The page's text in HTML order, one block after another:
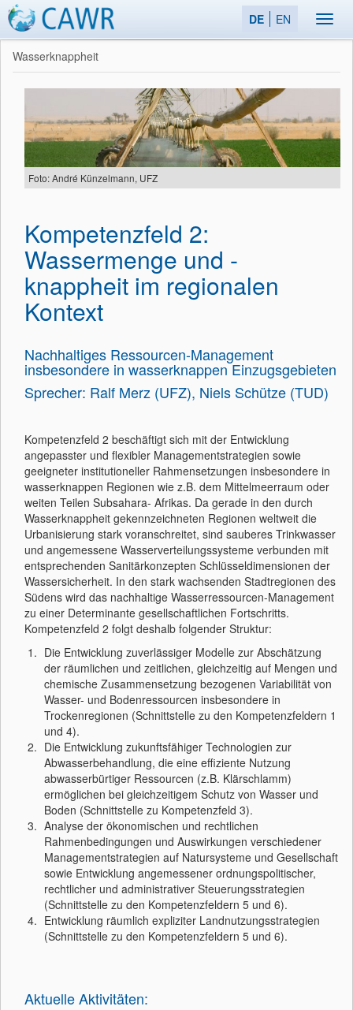
DE EN
Wasserknappheit
Foto: André Künzelmann, UFZ
Kompetenzfeld 2:
Wassermenge und -
knappheit im regionalen
Kontext
Nachhaltiges Ressourcen-Management
insbesondere in wasserknappen Einzugsgebieten
Sprecher: Ralf Merz (UFZ), Niels Schütze (TUD)
Kompetenzfeld 2 beschäftigt sich mit der Entwicklung
angepasster und flexibler Managementstrategien sowie
geeigneter institutioneller Rahmensetzungen insbesondere in
wasserknappen Regionen wie z.B. dem Mittelmeerraum oder
weiten Teilen Subsahara- Afrikas. Da gerade in den durch
Wasserknappheit gekennzeichneten Regionen weltweit die
Urbanisierung stark voranschreitet, sind sauberes Trinkwasser
und angemessene Wasserverteilungssysteme verbunden mit
entsprechenden Sanitärkonzepten Schlüsseldimensionen der
Wassersicherheit. In den stark wachsenden Stadtregionen des
Südens wird das nachhaltige Wasserressourcen-Management
zu einer Determinante gesellschaftlichen Fortschritts.
Kompetenzfeld 2 folgt deshalb folgender Struktur:
Die Entwicklung zuverlässiger Modelle zur Abschätzung
der räumlichen und zeitlichen, gleichzeitig auf Mengen und
chemische Zusammensetzung bezogenen Variabilität von
Wasser- und Bodenressourcen insbesondere in
Trockenregionen (Schnittstelle zu den Kompetenzfeldern 1
und 4).
Die Entwicklung zukunftsfähiger Technologien zur
Abwasserbehandlung, die eine effiziente Nutzung
abwasserbürtiger Ressourcen (z.B. Klärschlamm)
ermöglichen bei gleichzeitigem Schutz von Wasser und
Boden (Schnittstelle zu Kompetenzfeld 3).
Analyse der ökonomischen und rechtlichen
Rahmenbedingungen und Auswirkungen verschiedener
Managementstrategien auf Natursysteme und Gesellschaft
sowie Entwicklung angemessener ordnungspolitischer,
rechtlicher und administrativer Steuerungsstrategien
(Schnittstelle zu den Kompetenzfeldern 5 und 6).
Entwicklung räumlich expliziter Landnutzungsstrategien
(Schnittstelle zu den Kompetenzfeldern 5 und 6).
Aktuelle Aktivitäten: